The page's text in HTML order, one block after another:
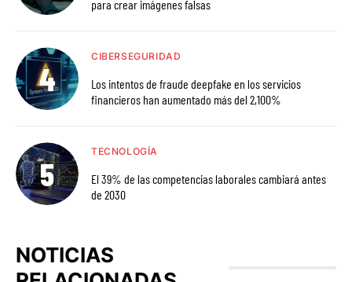
para crear imágenes falsas
CIBERSEGURIDAD
Los intentos de fraude deepfake en los servicios
financieros han aumentado más del 2,100%
TECNOLOGÍA
El 39% de las competencias laborales cambiará antes
de 2030
NOTICIAS